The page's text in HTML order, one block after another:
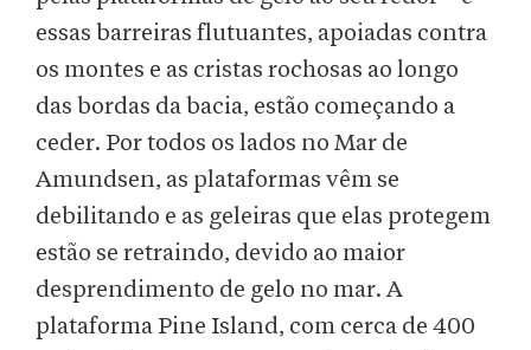
essas barreiras flutuantes, apoiadas contra
os montes e as cristas rochosas ao longo
das bordas da bacia, estão começando a
ceder. Por todos os lados no Mar de
Amundsen, as plataformas vêm se
debilitando e as geleiras que elas protegem
estão se retraindo, devido ao maior
desprendimento de gelo no mar. A
plataforma Pine Island, com cerca de 400